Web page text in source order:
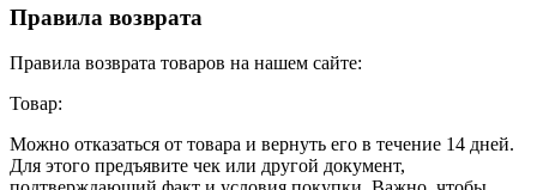
Правила возврата
Правила возврата товаров на нашем сайте:
Товар:
Можно отказаться от товара и вернуть его в течение 14 дней.
Для этого предъявите чек или другой документ,